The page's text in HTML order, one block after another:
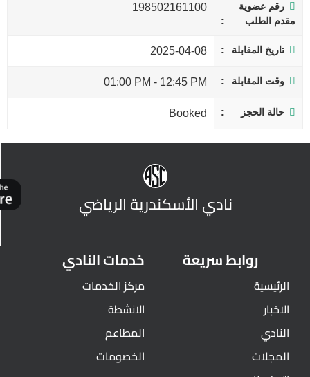
رقم عضوية
مقدم الطلب
198502161100
تاريخ المقابلة 2025-04-08
وقت المقابلة 12:45 PM
-
01:00 PM
حالة الحجز Booked
نادي الأسكندرية الرياضي
روابط سريعة
الرئيسية
الاخبار
النادي
المجلات
خدمات النادي
مركز الخدمات
الانشطة
المطاعم
الخصومات